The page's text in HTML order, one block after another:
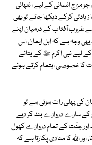
انسانی کے لیے انتہائی
کرکے دیکھا جائے تو بھی
غروب آفتاب کے درمیان اپنے
وجہ ہے کہ اہل ایمان اس
لیے نبی اکرم ﷺ کے بتائے
کا خصوصی اہتمام کرتے ہوئے
کی پہلی رات ہوتی ہے تو
کے سارے دروازے بند کر دیے
اور جنّت کے تمام دروازے کھول
اور اﷲ کا منادی پکارتا ہے کہ